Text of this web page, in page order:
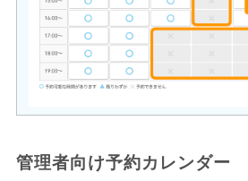
管理者向け予約カレンダー